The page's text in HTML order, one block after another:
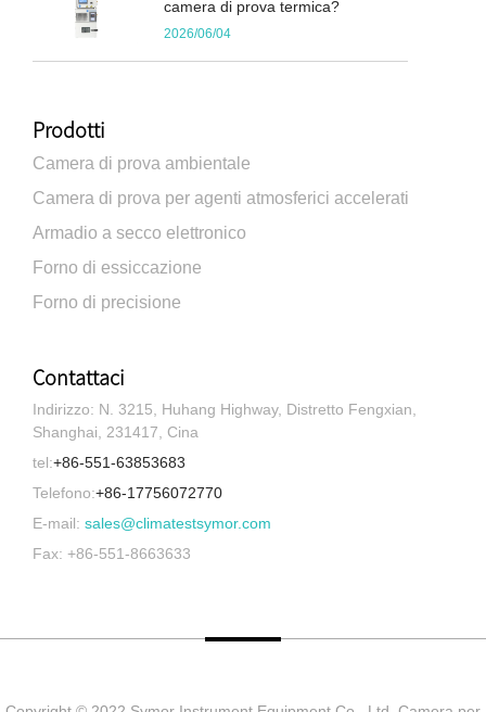
camera di prova termica?
2026/06/04
Prodotti
Camera di prova ambientale
Camera di prova per agenti atmosferici accelerati
Armadio a secco elettronico
Forno di essiccazione
Forno di precisione
Contattaci
Indirizzo: N. 3215, Huhang Highway, Distretto Fengxian,
Shanghai, 231417, Cina
tel:+86-551-63853683
Telefono:+86-17756072770
E-mail: sales@climatestsymor.com
Fax: +86-551-8663633